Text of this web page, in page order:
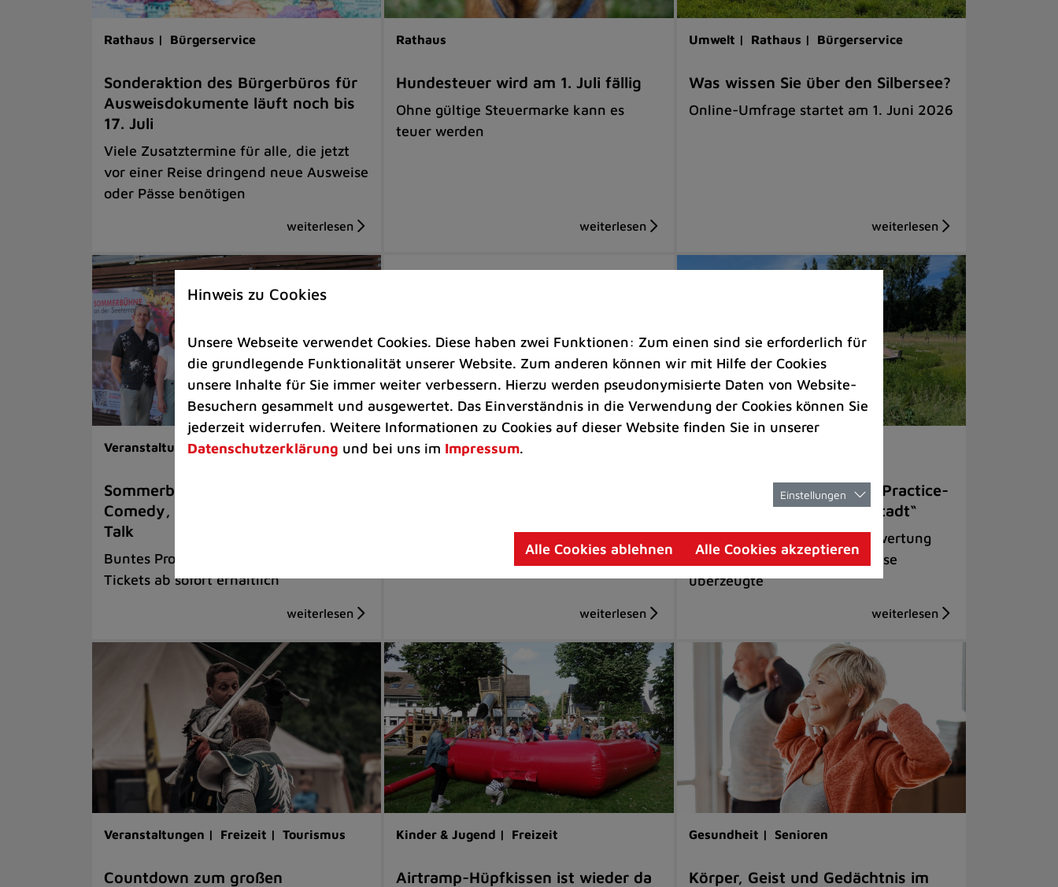
Rathaus | Bürgerservice
Sonderaktion des Bürgerbüros für
Ausweisdokumente läuft noch bis
17. Juli
Viele Zusatztermine für alle, die jetzt
vor einer Reise dringend neue Ausweise
oder Pässe benötigen
Rathaus
Hundesteuer wird am 1. Juli fällig
Ohne gültige Steuermarke kann es
teuer werden
Umwelt | Rathaus | Bürgerservice
Was wissen Sie über den Silbersee?
Online-Umfrage startet am 1. Juni 2026
Veranstaltungen | Kunst & Kultur
Sommerbühne trumpft auf mit
Comedy, Musik und einem Fußball-
Talk
Buntes Programm an der Seeterrasse /
Tickets ab sofort erhältlich
Freizeit | Tourismus
mit dem Fahrrad entdecken
Cromfordwiesen als Best-Practice-
Beispiel für „Grün in die Stadt“
Projekt zur ökologischen Aufwertung
der einst artenarmen Fettwiese
überzeugte
Veranstaltungen | Freizeit | Tourismus
Countdown zum großen
Kinder & Jugend | Freizeit
Airtramp-Hüpfkissen ist wieder da
Gesundheit | Senioren
Körper, Geist und Gedächtnis im
Hinweis zu Cookies
Unsere Webseite verwendet Cookies. Diese haben zwei Funktionen: Zum einen sind sie erforderlich für
die grundlegende Funktionalität unserer Website. Zum anderen können wir mit Hilfe der Cookies
unsere Inhalte für Sie immer weiter verbessern. Hierzu werden pseudonymisierte Daten von Website-
Besuchern gesammelt und ausgewertet. Das Einverständnis in die Verwendung der Cookies können Sie
jederzeit widerrufen. Weitere Informationen zu Cookies auf dieser Website finden Sie in unserer
Datenschutzerklärung und bei uns im Impressum.
Einstellungen
Alle Cookies ablehnen Alle Cookies akzeptieren